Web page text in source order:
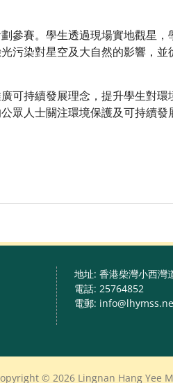
賽。學生透過現場實地觀星，
污染對星空及大自然的影響，
持續發展理念，提升學生對環
眾人士關注環境保護及可持續發
地址: 香港柴灣小西灣
電話: 25764852
電郵:
© 2026 Lingnan Hang Yee